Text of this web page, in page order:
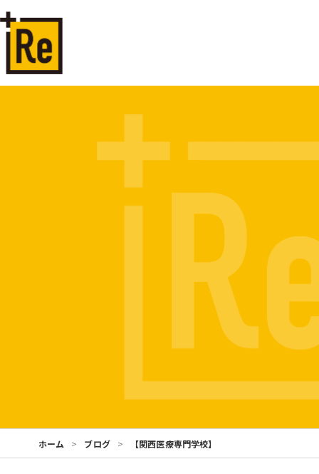
ホーム ブログ 【関西医療専門学校】